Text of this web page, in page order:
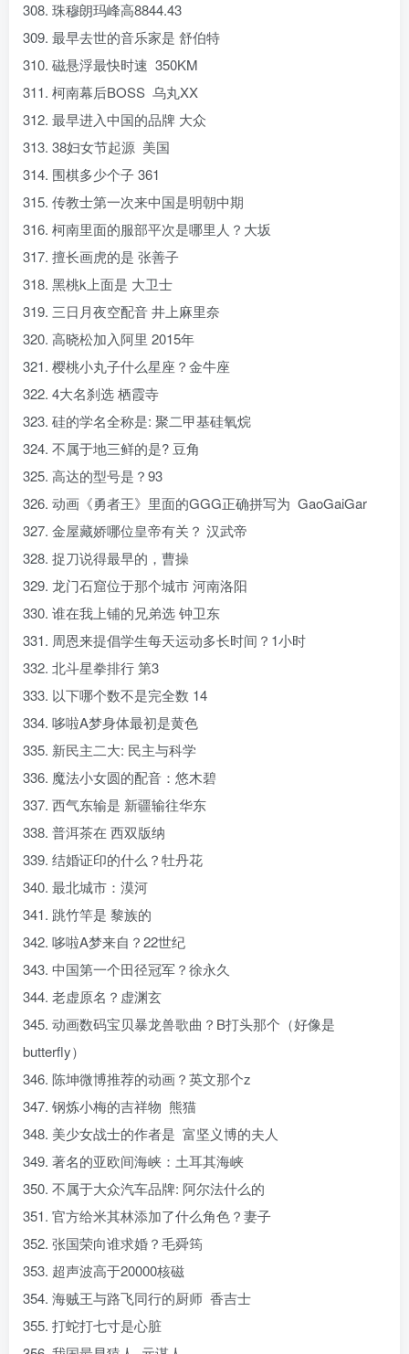
308. 珠穆朗玛峰高8844.43
309. 最早去世的音乐家是 舒伯特
310. 磁悬浮最快时速 350KM
311. 柯南幕后BOSS 乌丸XX
312. 最早进入中国的品牌 大众
313. 38妇女节起源 美国
314. 围棋多少个子 361
315. 传教士第一次来中国是明朝中期
316. 柯南里面的服部平次是哪里人？大坂
317. 擅长画虎的是 张善子
318. 黑桃k上面是 大卫士
319. 三日月夜空配音 井上麻里奈
320. 高晓松加入阿里 2015年
321. 樱桃小丸子什么星座？金牛座
322. 4大名刹选 栖霞寺
323. 硅的学名全称是: 聚二甲基硅氧烷
324. 不属于地三鲜的是? 豆角
325. 高达的型号是？93
326. 动画《勇者王》里面的GGG正确拼写为 GaoGaiGar
327. 金屋藏娇哪位皇帝有关？ 汉武帝
328. 捉刀说得最早的，曹操
329. 龙门石窟位于那个城市 河南洛阳
330. 谁在我上铺的兄弟选 钟卫东
331. 周恩来提倡学生每天运动多长时间？1小时
332. 北斗星拳排行 第3
333. 以下哪个数不是完全数 14
334. 哆啦A梦身体最初是黄色
335. 新民主二大: 民主与科学
336. 魔法小女圆的配音：悠木碧
337. 西气东输是 新疆输往华东
338. 普洱茶在 西双版纳
339. 结婚证印的什么？牡丹花
340. 最北城市：漠河
341. 跳竹竿是 黎族的
342. 哆啦A梦来自？22世纪
343. 中国第一个田径冠军？徐永久
344. 老虚原名？虚渊玄
345. 动画数码宝贝暴龙兽歌曲？B打头那个（好像是
butterfly）
346. 陈坤微博推荐的动画？英文那个z
347. 钢炼小梅的吉祥物 熊猫
348. 美少女战士的作者是 富坚义博的夫人
349. 著名的亚欧间海峡：土耳其海峡
350. 不属于大众汽车品牌: 阿尔法什么的
351. 官方给米其林添加了什么角色？妻子
352. 张国荣向谁求婚？毛舜筠
353. 超声波高于20000核磁
354. 海贼王与路飞同行的厨师 香吉士
355. 打蛇打七寸是心脏